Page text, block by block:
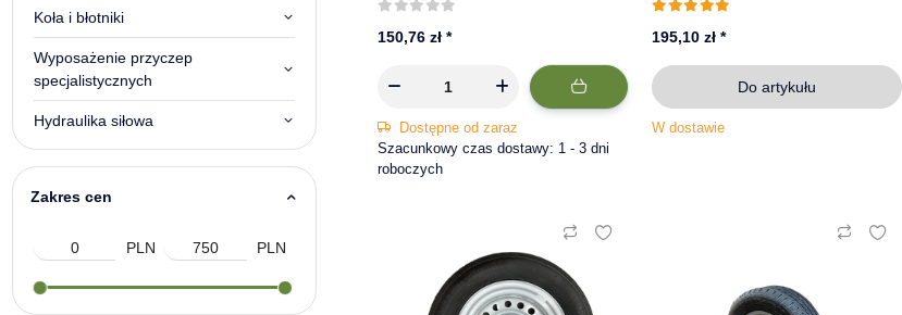
150,76 zł*
Dostępne od zaraz
Szacunkowy czas dostawy: 1 - 3 dni
roboczych
195,10 zł*
Do artykułu
W dostawie
Koła i błotniki
Wyposażenie przyczep
specjalistycznych
Hydraulika siłowa
Zakres cen
PLN PLN